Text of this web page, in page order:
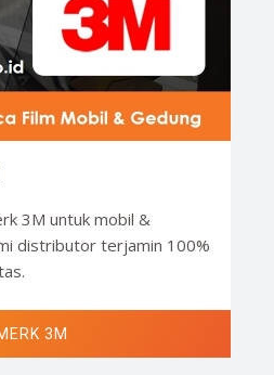
3M untuk mobil &
distributor terjamin 100%
3M